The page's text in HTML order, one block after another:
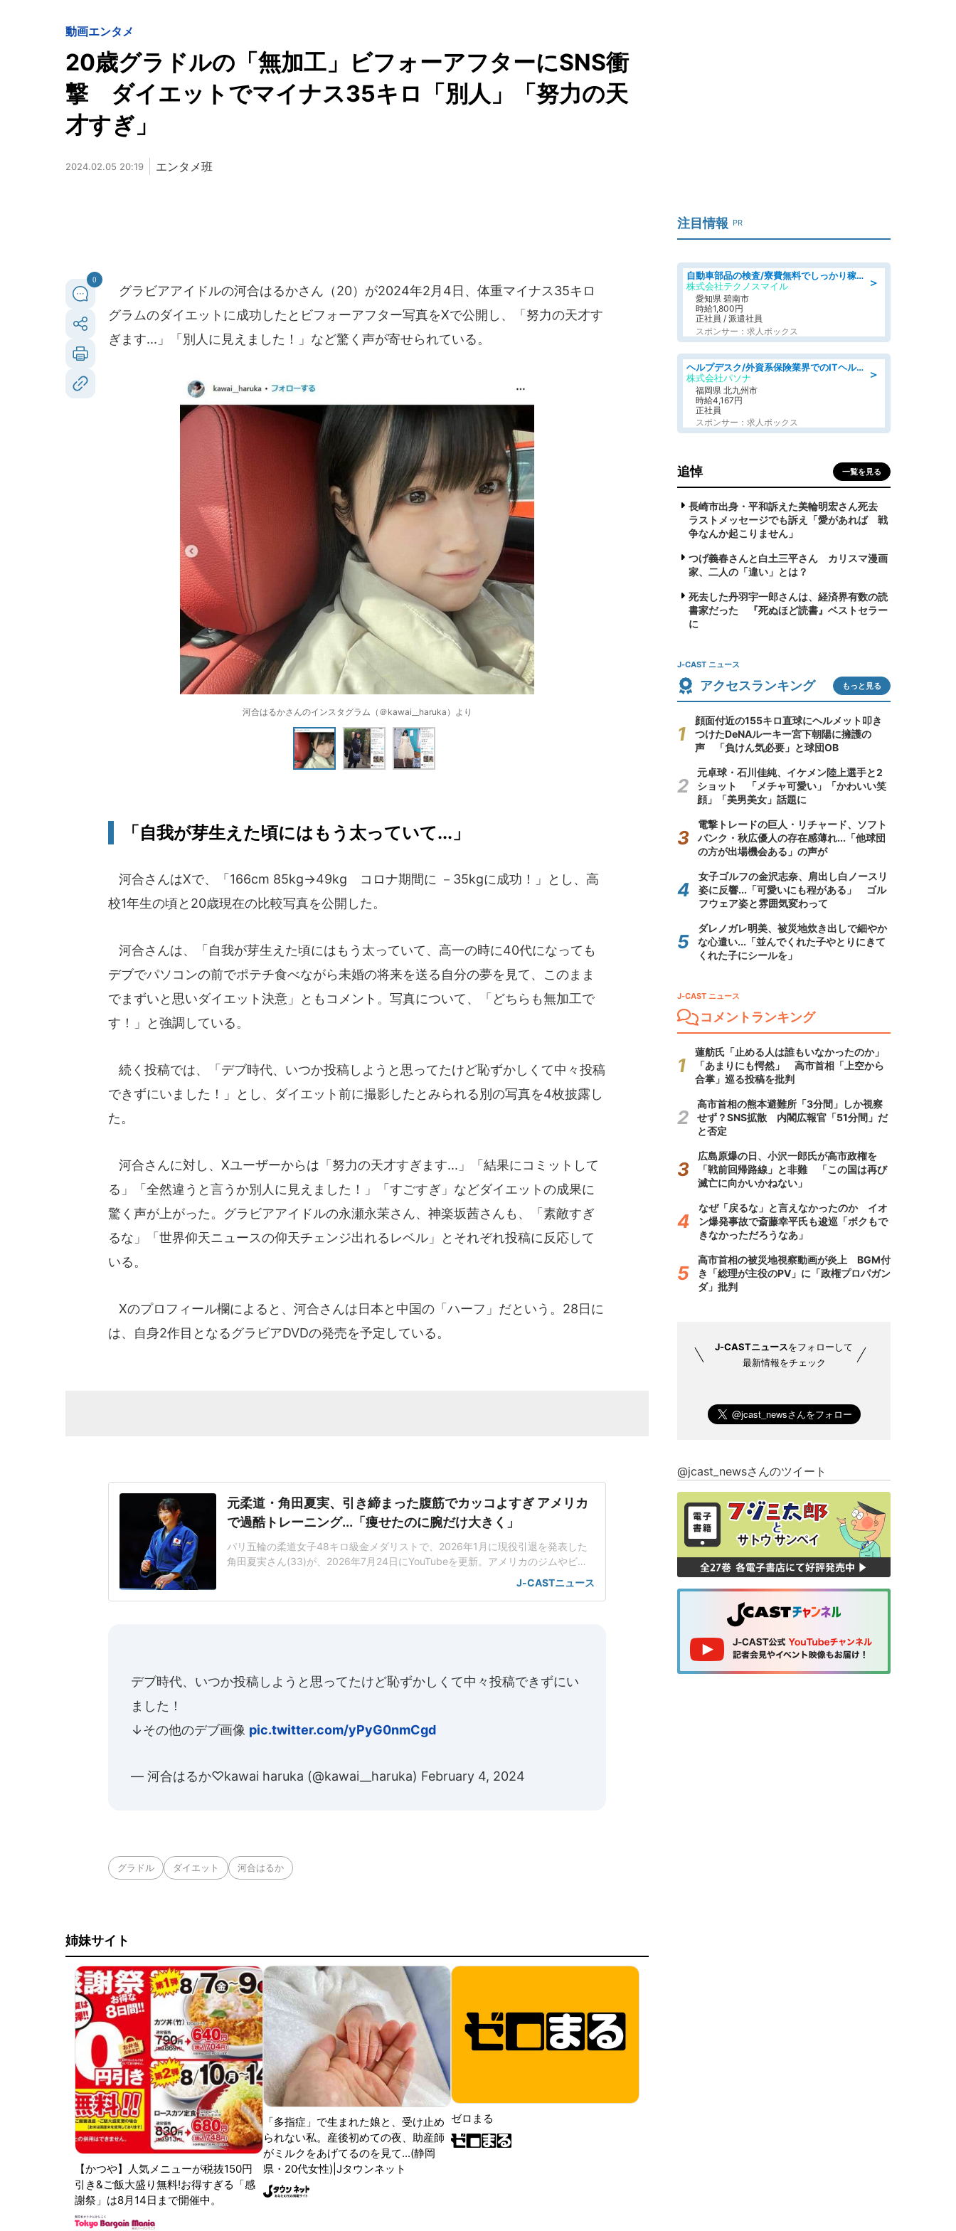
動画エンタメ
20歳グラドルの「無加工」ビフォーアフターにSNS衝
撃 ダイエットでマイナス35キロ「別人」「努力の天
才すぎ」
2024.02.05 20:19 エンタメ班
0
グラビアアイドルの河合はるかさん（20）が2024年2月4日、体重マイナス35キロ
グラムのダイエットに成功したとビフォーアフター写真をXで公開し、「努力の天才す
ぎます...」「別人に見えました！」など驚く声が寄せられている。
河合はるかさんのインスタグラム（＠kawai__haruka）より
「自我が芽生えた頃にはもう太っていて...」
河合さんはXで、「166cm 85kg→49kg コロナ期間に －35kgに成功！」とし、高
校1年生の頃と20歳現在の比較写真を公開した。
河合さんは、「自我が芽生えた頃にはもう太っていて、高一の時に40代になっても
デブでパソコンの前でポテチ食べながら未婚の将来を送る自分の夢を見て、このまま
でまずいと思いダイエット決意」ともコメント。写真について、「どちらも無加工で
す！」と強調している。
続く投稿では、「デブ時代、いつか投稿しようと思ってたけど恥ずかしくて中々投稿
できずにいました！」とし、ダイエット前に撮影したとみられる別の写真を4枚披露し
た。
河合さんに対し、Xユーザーからは「努力の天才すぎます...」「結果にコミットして
る」「全然違うと言うか別人に見えました！」「すごすぎ」などダイエットの成果に
驚く声が上がった。グラビアアイドルの永瀬永茉さん、神楽坂茜さんも、「素敵すぎ
るな」「世界仰天ニュースの仰天チェンジ出れるレベル」とそれぞれ投稿に反応して
いる。
Xのプロフィール欄によると、河合さんは日本と中国の「ハーフ」だという。28日に
は、自身2作目となるグラビアDVDの発売を予定している。
元柔道・角田夏実、引き締まった腹筋でカッコよすぎ アメリカ
で過酷トレーニング...「痩せたのに腕だけ大きく」
パリ五輪の柔道女子48キロ級金メダリストで、2026年1月に現役引退を発表した
角田夏実さん(33)が、2026年7月24日にYouTubeを更新。アメリカのジムやビー
チでトレーニングに励む様子を公開した。「時間があればやっぱやりたいっすよ
ね」角田さんはアメリカの大規模なジムで、さまざまな器具を使ってトレーニン
J-CASTニュース
デブ時代、いつか投稿しようと思ってたけど恥ずかしくて中々投稿できずにい
ました！
↓その他のデブ画像 pic.twitter.com/yPyG0nmCgd
— 河合はるか♡kawai haruka (@kawai__haruka) February 4, 2024
グラドル ダイエット 河合はるか
姉妹サイト
【かつや】人気メニューが税抜150円
引き&ご飯大盛り無料!お得すぎる「感
謝祭」は8月14日まで開催中。
「多指症」で生まれた娘と、受け止め
られない私。産後初めての夜、助産師
がミルクをあげてるのを見て...(静岡
県・20代女性)|Jタウンネット
ゼロまる
注目情報 PR
＞
自動車部品の検査/寮費無料でしっかり稼げる denso aichi
株式会社テクノスマイル
愛知県 碧南市
時給1,800円
正社員 / 派遣社員
スポンサー：求人ボックス
＞
ヘルプデスク/外資系保険業界でのITヘルプデスク業務/駅近/即日勤務可/ヘルプデスク
株式会社パソナ
福岡県 北九州市
時給4,167円
正社員
スポンサー：求人ボックス
追悼 一覧を見る
長崎市出身・平和訴えた美輪明宏さん死去
ラストメッセージでも訴え「愛があれば 戦
争なんか起こりません」
つげ義春さんと白土三平さん カリスマ漫画
家、二人の「違い」とは？
死去した丹羽宇一郎さんは、経済界有数の読
書家だった 『死ぬほど読書』ベストセラー
に
J-CAST ニュース
アクセスランキング もっと見る
顔面付近の155キロ直球にヘルメット叩き
つけたDeNAルーキー宮下朝陽に擁護の
声 「負けん気必要」と球団OB
元卓球・石川佳純、イケメン陸上選手と2
ショット 「メチャ可愛い」「かわいい笑
顔」「美男美女」話題に
電撃トレードの巨人・リチャード、ソフト
バンク・秋広優人の存在感薄れ...「他球団
の方が出場機会ある」の声が
女子ゴルフの金沢志奈、肩出し白ノースリ
姿に反響...「可愛いにも程がある」 ゴル
フウェア姿と雰囲気変わって
ダレノガレ明美、被災地炊き出しで細やか
な心遣い...「並んでくれた子やとりにきて
くれた子にシールを」
J-CAST ニュース
コメントランキング
蓮舫氏「止める人は誰もいなかったのか」
「あまりにも愕然」 高市首相「上空から
合掌」巡る投稿を批判
高市首相の熊本避難所「3分間」しか視察
せず？SNS拡散 内閣広報官「51分間」だ
と否定
広島原爆の日、小沢一郎氏が高市政権を
「戦前回帰路線」と非難 「この国は再び
滅亡に向かいかねない」
なぜ「戻るな」と言えなかったのか イオ
ン爆発事故で斎藤幸平氏も逡巡「ボクもで
きなかっただろうなあ」
高市首相の被災地視察動画が炎上 BGM付
き「総理が主役のPV」に「政権プロパガン
ダ」批判
J-CASTニュースをフォローして
最新情報をチェック
@jcast_newsさんのツイート